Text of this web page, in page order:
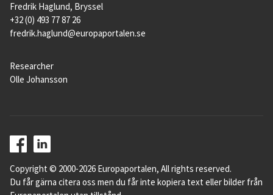
Fredrik Haglund, Bryssel
+32 (0) 493 77 87 26
fredrik.haglund@europaportalen.se
Researcher
Olle Johansson
Copyright © 2000-2026 Europaportalen, All rights reserved.
Du får gärna citera oss men du får inte kopiera text eller bilder från